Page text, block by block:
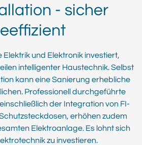
- sicher
Elektrik und Elektronik investiert,
intelligenter Haustechnik. Selbst
kann eine Sanierung erhebliche
Professionell durchgeführte
der Integration von FI-
erhöhen zudem
Elektroanlage. Es lohnt sich
zu investieren.